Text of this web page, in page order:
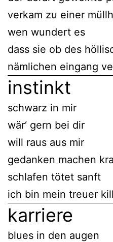
verkam zu einer
wen wundert es
dass sie ob des
nämlichen eingang
instinkt
schwarz in mir
wär‘ gern bei dir
will raus aus mir
gedanken machen
schlafen tötet sanft
ich bin mein treuer
karriere
blues in den augen